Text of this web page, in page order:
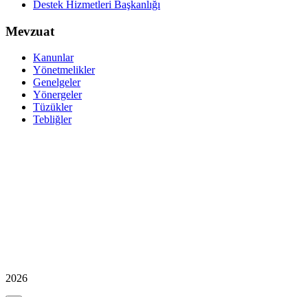
Destek Hizmetleri Başkanlığı
Mevzuat
Kanunlar
Yönetmelikler
Genelgeler
Yönergeler
Tüzükler
Tebliğler
2026